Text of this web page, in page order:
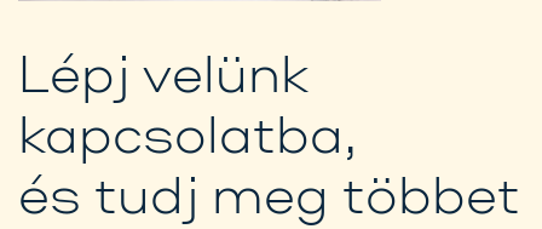
Lépj velünk
kapcsolatba,
és tudj meg többet